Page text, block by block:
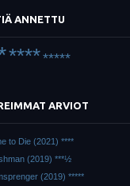
ANNETTU
*********
ARVIOT
to Die (2021) ****
(2019) ***½
(2019) *****